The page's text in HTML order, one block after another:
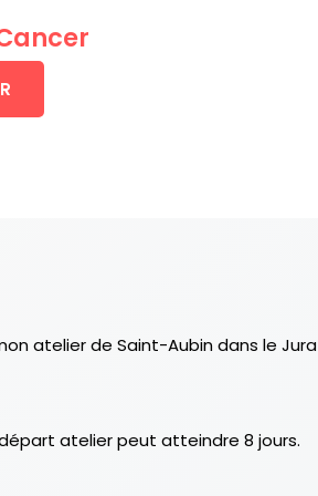
atelier de Saint-Aubin dans le Jura
atelier peut atteindre 8 jours.